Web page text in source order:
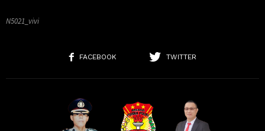
N5021_vivi
FACEBOOK TWITTER